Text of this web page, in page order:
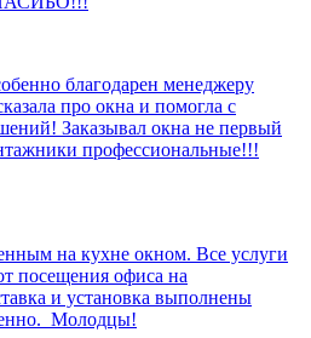
благодарен менеджеру
про окна и помогла с
Заказывал окна не первый
профессиональные!!!
на кухне окном. Все услуги
посещения офиса на
и установка выполнены
Молодцы!